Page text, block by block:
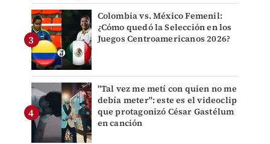
Colombia vs. México Femenil:
¿Cómo quedó la Selección en los
Juegos Centroamericanos 2026?
"Tal vez me metí con quien no me
debía meter": este es el videoclip
que protagonizó César Gastélum
en canción